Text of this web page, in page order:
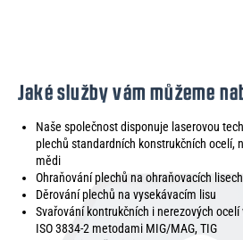
Jaké služby vám můžeme
Naše společnost disponuje laserovou
plechů standardních konstrukčních ocelí,
mědi
Ohraňování plechů na ohraňovacích lisech
Děrování plechů na vysekávacím lisu
Svařování kontrukčních i nerezových ocelí
ISO 3834-2 metodami MIG/MAG, TIG